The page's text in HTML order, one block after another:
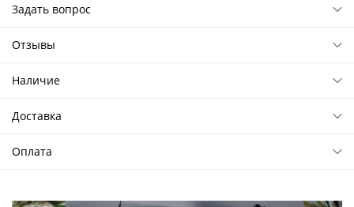
Задать вопрос
Отзывы
Наличие
Доставка
Оплата